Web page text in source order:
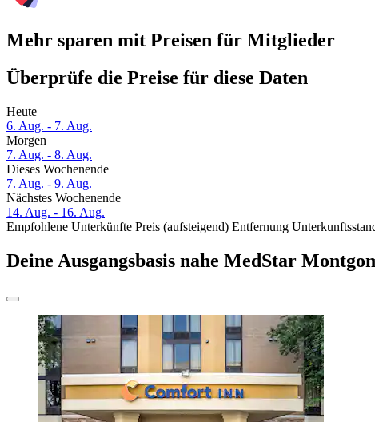
Mehr sparen mit Preisen für Mitglieder
Überprüfe die Preise für diese Daten
Heute
6. Aug. - 7. Aug.
Morgen
7. Aug. - 8. Aug.
Dieses Wochenende
7. Aug. - 9. Aug.
Nächstes Wochenende
14. Aug. - 16. Aug.
Empfohlene Unterkünfte Preis (aufsteigend) Entfernung
Deine Ausgangsbasis nahe MedStar